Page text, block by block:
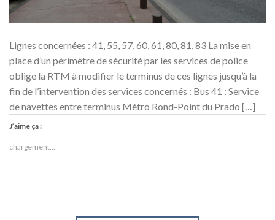
Lignes concernées : 41, 55, 57, 60, 61, 80, 81, 83 La mise en
place d’un périmètre de sécurité par les services de police
oblige la RTM à modifier le terminus de ces lignes jusqu’à la
fin de l’intervention des services concernés : Bus 41 : Service
de navettes entre terminus Métro Rond-Point du Prado […]
J’aime ça :
chargement…